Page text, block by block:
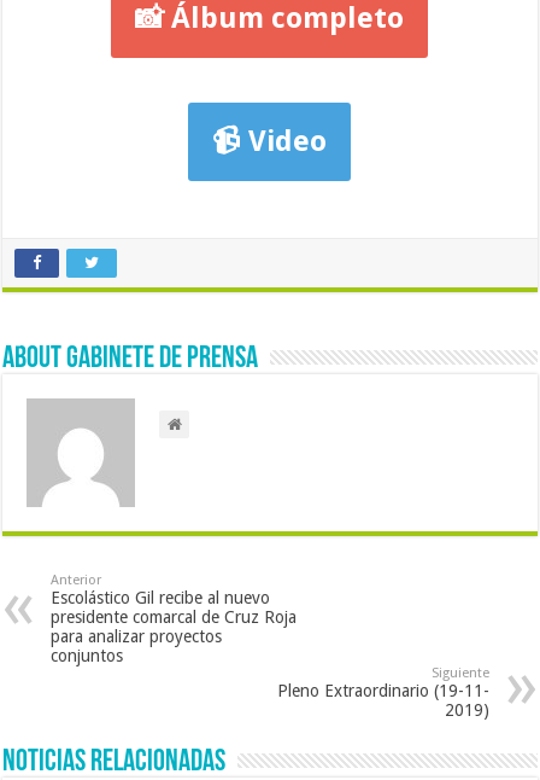
📸 Álbum completo
📹 Video
About Gabinete de Prensa
Anterior
Escolástico Gil recibe al nuevo
presidente comarcal de Cruz Roja
para analizar proyectos
conjuntos
Siguiente
Pleno Extraordinario (19-11-
2019)
Noticias Relacionadas